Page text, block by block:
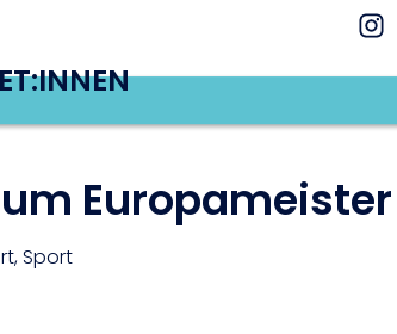
Europameister
,Sport